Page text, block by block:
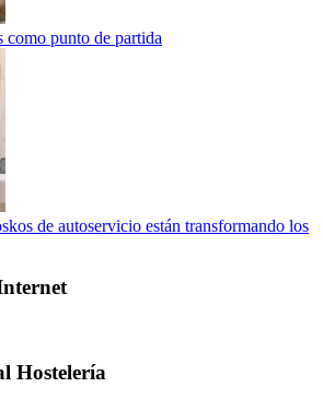
como punto de partida
de autoservicio están transformando los
Hostelería